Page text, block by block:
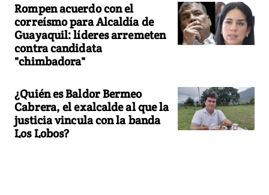
Rompen acuerdo con el
correísmo para Alcaldía de
Guayaquil: líderes arremeten
contra candidata
"chimbadora"
¿Quién es Baldor Bermeo
Cabrera, el exalcalde al que la
justicia vincula con la banda
Los Lobos?